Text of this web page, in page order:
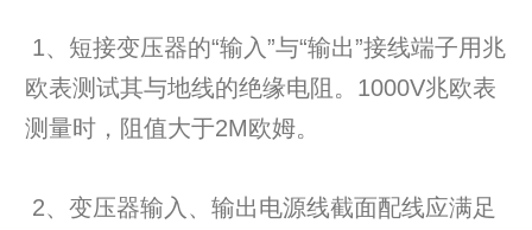
1、短接变压器的“输入”与“输出”接线端子用兆
欧表测试其与地线的绝缘电阻。1000V兆欧表
测量时，阻值大于2M欧姆。
2、变压器输入、输出电源线截面配线应满足